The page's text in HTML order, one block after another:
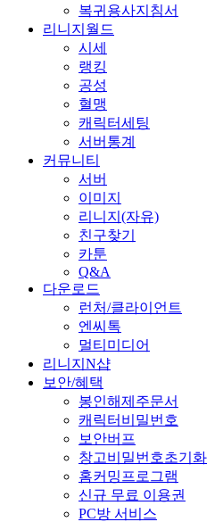
복귀용사지침서
리니지월드
시세
랭킹
공성
혈맹
캐릭터세팅
서버통계
커뮤니티
서버
이미지
리니지(자유)
친구찾기
카툰
Q&A
다운로드
런처/클라이언트
엔씨톡
멀티미디어
리니지N샵
보안/혜택
봉인해제주문서
캐릭터비밀번호
보안버프
창고비밀번호초기화
홈커밍프로그램
신규 무료 이용권
PC방 서비스